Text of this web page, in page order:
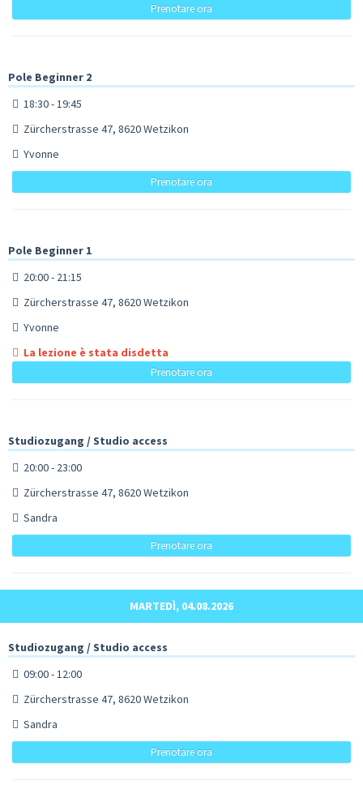
Prenotare ora
Pole Beginner 2
18:30 - 19:45
Zürcherstrasse 47, 8620 Wetzikon
Yvonne
Prenotare ora
Pole Beginner 1
20:00 - 21:15
Zürcherstrasse 47, 8620 Wetzikon
Yvonne
La lezione è stata disdetta
Prenotare ora
Studiozugang / Studio access
20:00 - 23:00
Zürcherstrasse 47, 8620 Wetzikon
Sandra
Prenotare ora
MARTEDÌ, 04.08.2026
Studiozugang / Studio access
09:00 - 12:00
Zürcherstrasse 47, 8620 Wetzikon
Sandra
Prenotare ora